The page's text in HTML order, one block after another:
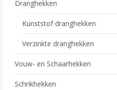
Dranghekken
Kunststof dranghekken
Verzinkte dranghekken
Vouw- en Schaarhekken
Schrikhekken